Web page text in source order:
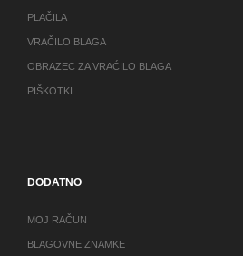
PLAČILA
VRAČILO BLAGA
OBRAZEC ZA VRAĆILO BLAGA
PIŠKOTKI
DODATNO
MOJ RAČUN
BLAGOVNE ZNAMKE